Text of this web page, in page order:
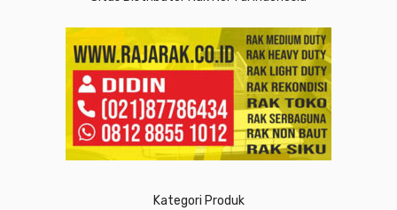
Kategori Produk